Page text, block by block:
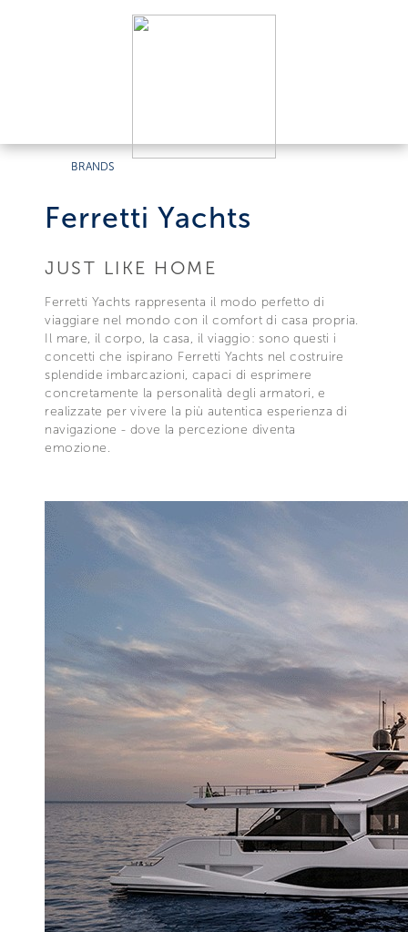
BRANDS
Ferretti Yachts
JUST LIKE HOME
Ferretti Yachts rappresenta il modo perfetto di
viaggiare nel mondo con il comfort di casa propria.
Il mare, il corpo, la casa, il viaggio: sono questi i
concetti che ispirano Ferretti Yachts nel costruire
splendide imbarcazioni, capaci di esprimere
concretamente la personalità degli armatori, e
realizzate per vivere la più autentica esperienza di
navigazione - dove la percezione diventa
emozione.